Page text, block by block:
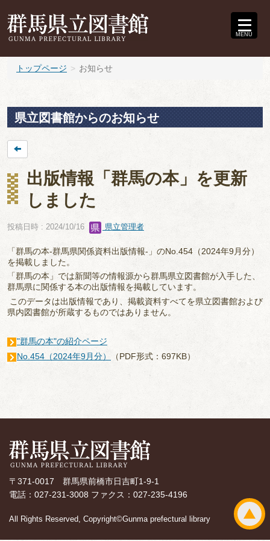
MENU
トップページ お知らせ
県立図書館からのお知らせ
出版情報「群馬の本」を更新
しました
投稿日時 : 2024/10/16 県立管理者
「群馬の本-群馬県関係資料出版情報-」のNo.454（2024年9月分）
を掲載しました。
「群馬の本」では新聞等の情報源から群馬県立図書館が入手した、
群馬県に関係する本の出版情報を掲載しています。
このデータは出版情報であり、掲載資料すべてを県立図書館および
県内図書館が所蔵するものではありません。
"群馬の本"の紹介ページ
No.454（2024年9月分）
（PDF形式：697KB）
〒371-0017 群馬県前橋市日吉町1-9-1
電話：027-231-3008 ファクス：027-235-4196
All Rights Reserved, Copyright©Gunma prefectural library